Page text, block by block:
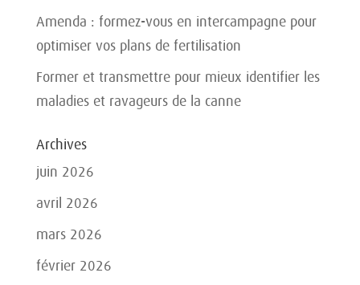
Amenda : formez-vous en intercampagne pour
optimiser vos plans de fertilisation
Former et transmettre pour mieux identifier les
maladies et ravageurs de la canne
Archives
juin 2026
avril 2026
mars 2026
février 2026